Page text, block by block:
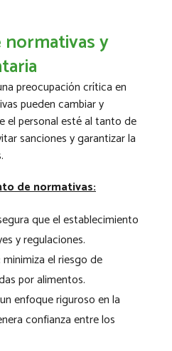
y
preocupación crítica en
pueden cambiar y
el personal esté al tanto de
sanciones y garantizar la
de normativas:
que el establecimiento
y regulaciones.
minimiza el riesgo de
por alimentos.
enfoque riguroso en la
confianza entre los